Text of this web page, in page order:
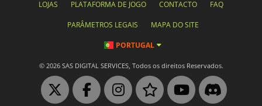
LOJAS PLATAFORMA DE JOGO CONTACTO FAQ
PARÂMETROS LEGAIS MAPA DO SITE
PORTUGAL
© 2026 SAS DIGITAL SERVICES, Todos os direitos Reservados.